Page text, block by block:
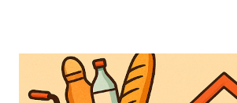
markt betekent dat je je geld lange tijd
koopt bijvoorbeeld aandelen of ETF’s en